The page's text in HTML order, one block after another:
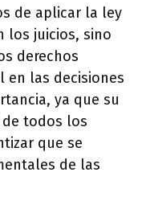
de aplicar la ley
los juicios, sino
derechos
en las decisiones
ya que su
todos los
que se
de las